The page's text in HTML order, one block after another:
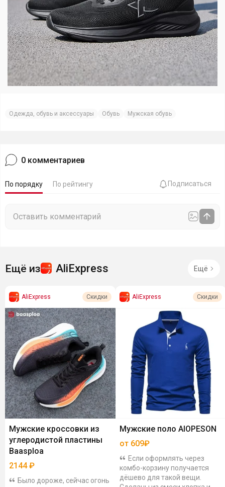
Одежда, обувь и аксессуары Обувь Мужская обувь
0 комментариев
По порядку По рейтингу Подписаться
Ещё из AliExpress Ещё
AliExpress Скидки
Мужские кроссовки из
углеродистой пластины
Baasploa
2144₽
Было дороже, сейчас огонь
AliExpress Скидки
Мужские поло AIOPESON
от 609₽
Если оформлять через
комбо-корзину получается
дёшево для такой вещи.